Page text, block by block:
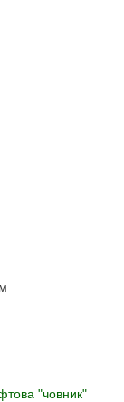
"човник"